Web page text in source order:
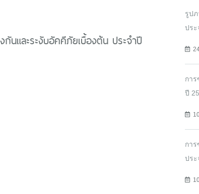
นและระงับอัคคีภัยเบื้องต้น ประจำปี
รูป
ประ
กา
ปี
กา
ประ